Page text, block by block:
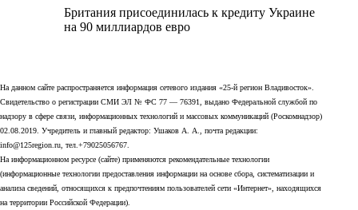
Британия присоединилась к кредиту Украине
на 90 миллиардов евро
На данном сайте распространяется информация сетевого издания «25-й регион Владивосток».
Свидетельство о регистрации СМИ ЭЛ № ФС 77 — 76391, выдано Федеральной службой по
надзору в сфере связи, информационных технологий и массовых коммуникаций (Роскомнадзор)
02.08.2019. Учредитель и главный редактор: Ушаков А. А., почта редакции:
info@125region.ru, тел.+79025056767.
На информационном ресурсе (сайте) применяются рекомендательные технологии
(информационные технологии предоставления информации на основе сбора, систематизации и
анализа сведений, относящихся к предпочтениям пользователей сети «Интернет», находящихся
на территории Российской Федерации).